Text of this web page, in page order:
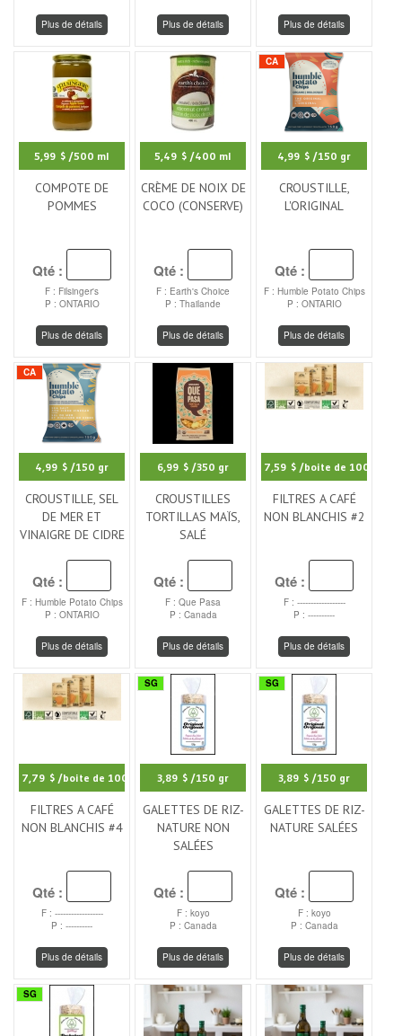
Plus de détails Plus de détails Plus de détails
5,99 $ /500 ml
COMPOTE DE
POMMES
Qté :
F : Filsinger's
P : ONTARIO
Plus de détails
5,49 $ /400 ml
CRÈME DE NOIX DE
COCO (CONSERVE)
Qté :
F : Earth's Choice
P : Thailande
Plus de détails
CA
4,99 $ /150 gr
CROUSTILLE,
L'ORIGINAL
Qté :
F : Humble Potato Chips
P : ONTARIO
Plus de détails
CA
4,99 $ /150 gr
CROUSTILLE, SEL
DE MER ET
VINAIGRE DE CIDRE
Qté :
F : Humble Potato Chips
P : ONTARIO
Plus de détails
6,99 $ /350 gr
CROUSTILLES
TORTILLAS MAÏS,
SALÉ
Qté :
F : Que Pasa
P : Canada
Plus de détails
7,59 $ /boite de 100
FILTRES A CAFÉ
NON BLANCHIS #2
Qté :
F : ------------------
P : ----------
Plus de détails
7,79 $ /boite de 100
FILTRES A CAFÉ
NON BLANCHIS #4
Qté :
F : ------------------
P : ----------
Plus de détails
SG
3,89 $ /150 gr
GALETTES DE RIZ-
NATURE NON
SALÉES
Qté :
F : koyo
P : Canada
Plus de détails
SG
3,89 $ /150 gr
GALETTES DE RIZ-
NATURE SALÉES
Qté :
F : koyo
P : Canada
Plus de détails
SG